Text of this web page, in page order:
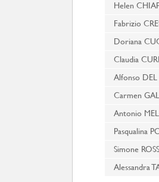
Helen
Fabrizio
Doriana
Claudia
Alfonso
Carmen
Antonio
Pasqualina
Simone
Alessandra